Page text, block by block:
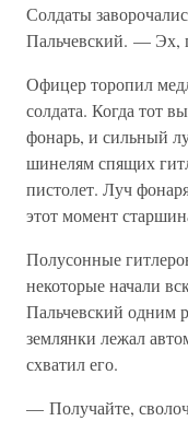
Солдаты
Пальчевский. — Эх,
Офицер торопил
солдата. Когда тот
фонарь, и сильный
шинелям спящих
пистолет. Луч
этот момент
Полусонные
некоторые начали
Пальчевский одним
землянки лежал
схватил его.
— Получайте,